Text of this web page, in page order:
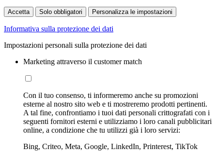
Accetta Solo obbligatori Personalizza le impostazioni
Informativa sulla protezione dei dati
Impostazioni personali sulla protezione dei dati
Marketing attraverso il customer match
Con il tuo consenso, ti informeremo anche su promozioni
esterne al nostro sito web e ti mostreremo prodotti pertinenti.
A tal fine, confrontiamo i tuoi dati personali crittografati con i
seguenti fornitori esterni e utilizziamo i loro canali pubblicitari
online, a condizione che tu utilizzi già i loro servizi:
Bing, Criteo, Meta, Google, LinkedIn, Printerest, TikTok